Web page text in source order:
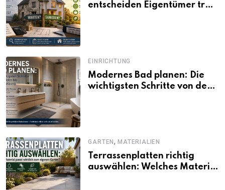
entscheiden Eigentümer trotz
EINRICHTUNG
Modernes Bad planen: Die
wichtigsten Schritte von der
GARTEN,MATERIALIEN
Terrassenplatten richtig
auswählen: Welches Material